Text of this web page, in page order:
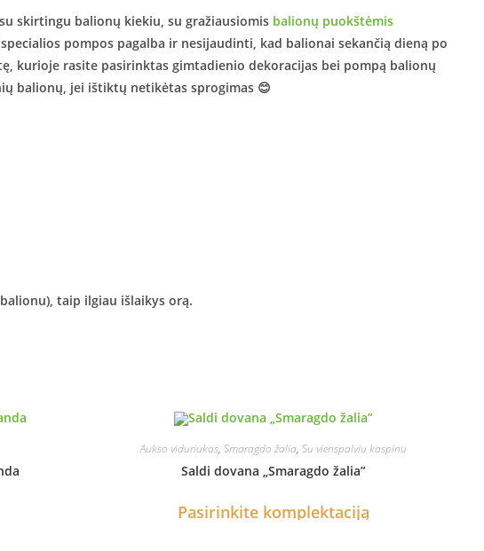
skirtingu balionų kiekiu, su gražiausiomis balionų puokštėmis
pompos pagalba ir nesijaudinti, kad balionai sekančią dieną po
kurioje rasite pasirinktas gimtadienio dekoracijas bei pompą balionų
balionų, jei ištiktų netikėtas sprogimas 😊
taip ilgiau išlaikys orą.
Aukso viduriukas, Smaragdo žalia, Su vienspalviu kaspinu
Saldi dovana „Smaragdo žalia”
Pasirinkite komplektaciją